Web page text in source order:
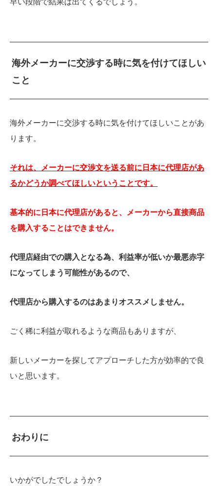
海外メーカーに交渉する時に気を付けてほしい
こと
海外メーカーに交渉する時に気を付けてほしいことがあ
ります。
それは、メーカーに交渉文を送る前に日本に代理店があ
るかどうか調べてほしいということです。
基本的に日本に代理店があると、メーカーから直接商品
を購入することはできません。
代理店経由での購入となる為、利益率が低いか最悪赤字
になってしまう可能性があるので、
代理店から購入するのはあまりオススメしません。
ごく稀に利益が取れるような商品もありますが、
新しいメーカーを探してアプローチした方が効率的で良
いと思います。
おわりに
いかがでしたでしょうか？